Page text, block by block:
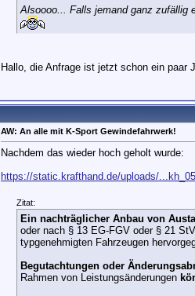
Alsoooo... Falls jemand ganz zufällig
Hallo, die Anfrage ist jetzt schon ein paar
AW: An alle mit K-Sport Gewindefahrwerk!
Nachdem das wieder hoch geholt wurde:
https://static.krafthand.de/uploads/
Zitat:
Ein nachträglicher Anbau von
oder nach § 13 EG-FGV oder § 21
typgenehmigten Fahrzeugen
Begutachtungen oder
Rahmen von Leistungsänderungen